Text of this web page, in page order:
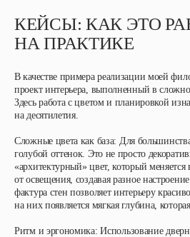
КЕЙСЫ: КАК ЭТО
НА ПРАКТИКЕ
В качестве примера реализации моей
проект интерьера, выполненный в
Здесь работа с цветом и планировкой
на десятилетия.
Сложные цвета как база: Для
голубой оттенок. Это не просто
«архитектурный» цвет, который меняется
от освещения, создавая разное
фактура стен позволяет интерьеру
на них появляется мягкая глубина,
Ритм и эргономика: Использование